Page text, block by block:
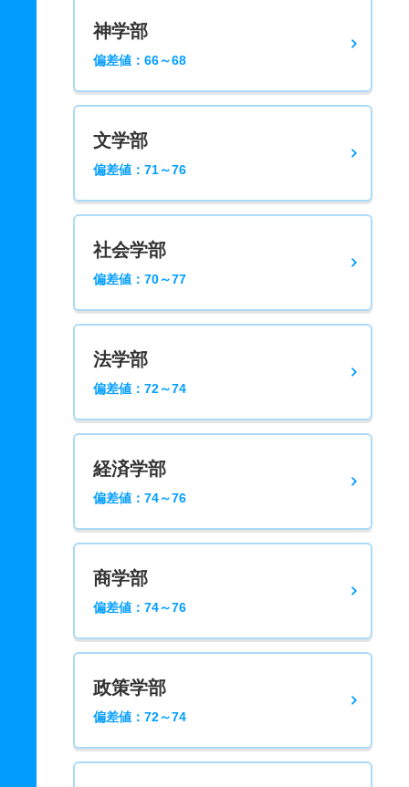
神学部
偏差値：66～68
文学部
偏差値：71～76
社会学部
偏差値：70～77
法学部
偏差値：72～74
経済学部
偏差値：74～76
商学部
偏差値：74～76
政策学部
偏差値：72～74